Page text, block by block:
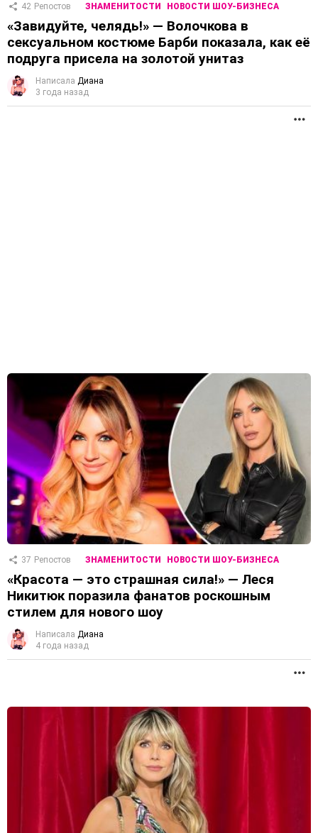
42 Репостов ЗНАМЕНИТОСТИ НОВОСТИ ШОУ-БИЗНЕСА
«Завидуйте, челядь!» — Волочкова в
сексуальном костюме Барби показала, как её
подруга присела на золотой унитаз
Написала Диана
3 года назад
37 Репостов ЗНАМЕНИТОСТИ НОВОСТИ ШОУ-БИЗНЕСА
«Красота — это страшная сила!» — Леся
Никитюк поразила фанатов роскошным
стилем для нового шоу
Написала Диана
4 года назад